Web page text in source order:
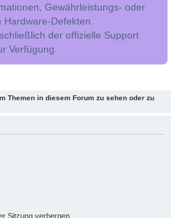
Gewährleistungs- oder
Defekten.
der offizielle Support
Verfügung.
Themen in diesem Forum zu sehen oder zu
Sitzung verbergen